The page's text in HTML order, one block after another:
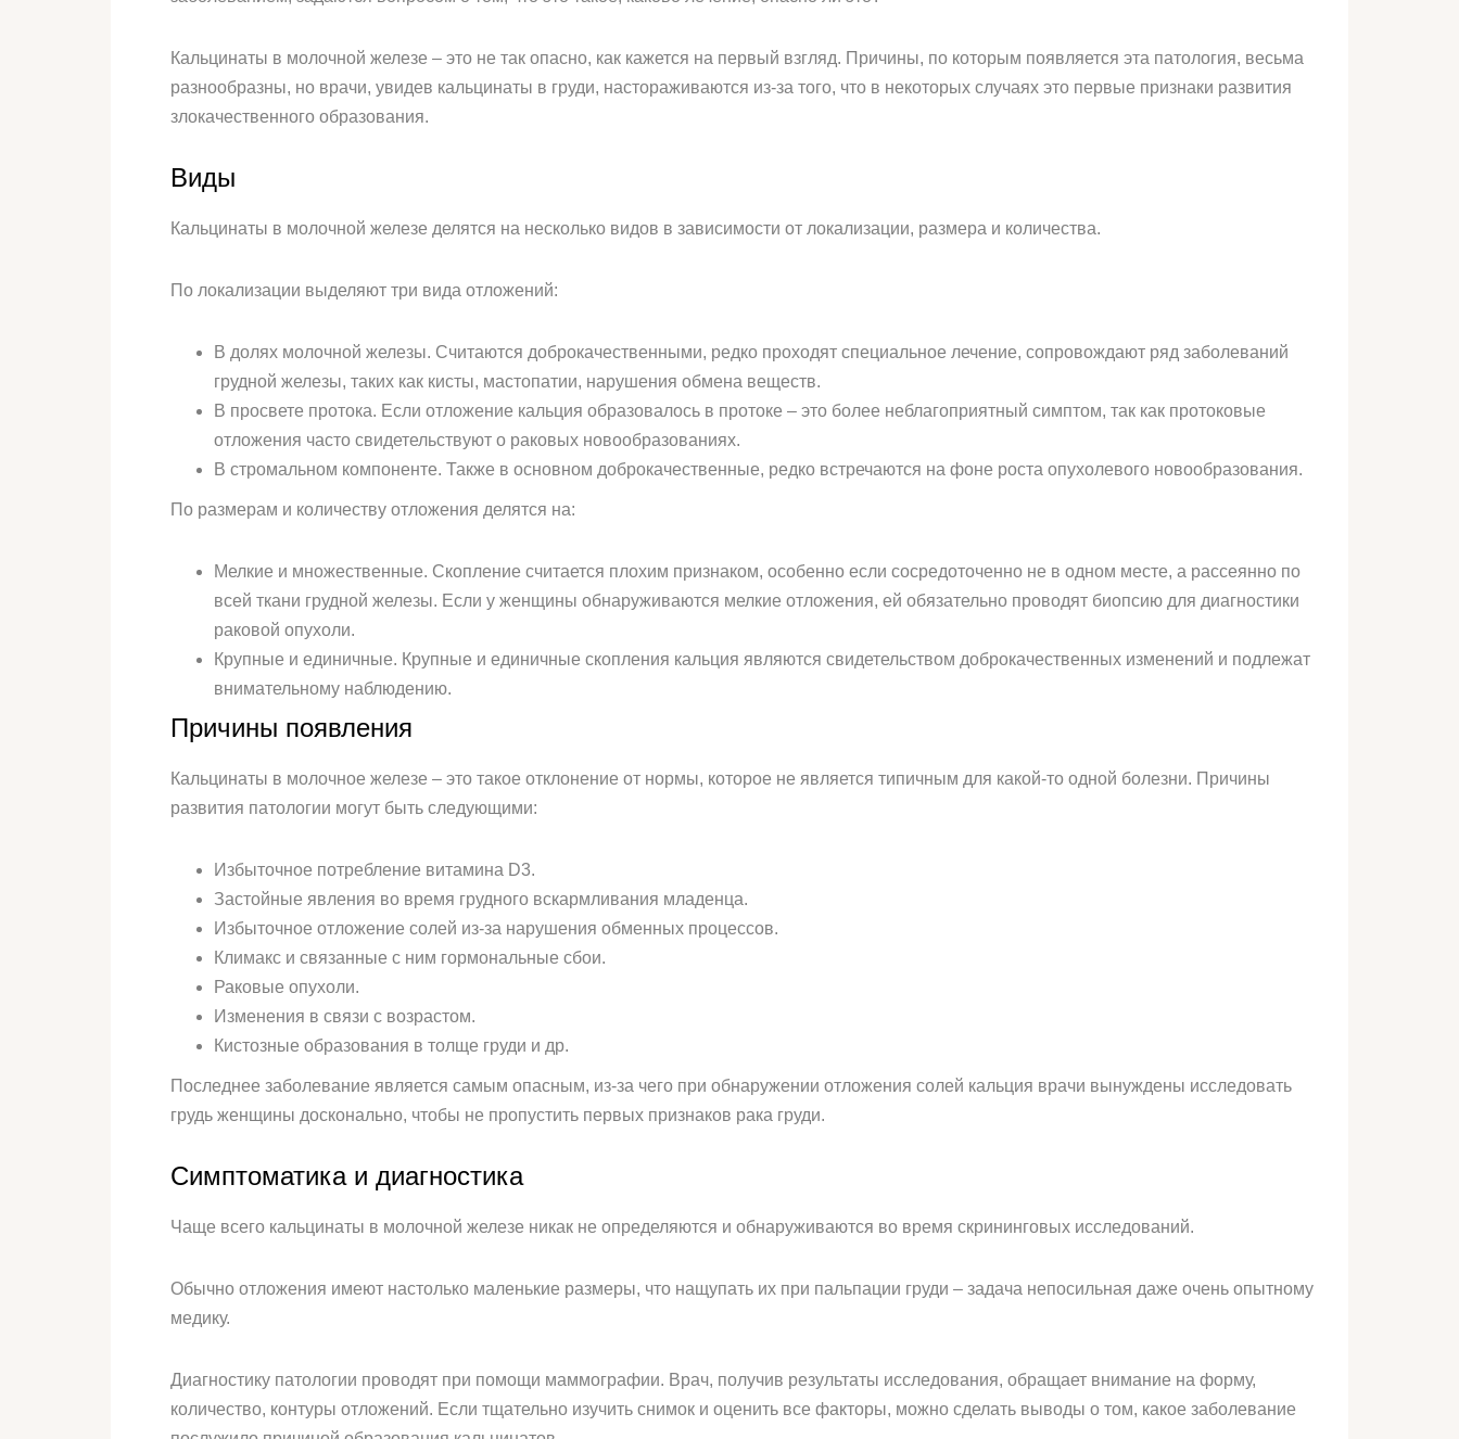
Кальцинаты в молочной железе – это не так опасно, как кажется на первый взгляд. Причины, по которым появляется эта патология, весьма
разнообразны, но врачи, увидев кальцинаты в груди, настораживаются из-за того, что в некоторых случаях это первые признаки развития
злокачественного образования.
Виды
Кальцинаты в молочной железе делятся на несколько видов в зависимости от локализации, размера и количества.
По локализации выделяют три вида отложений:
В долях молочной железы. Считаются доброкачественными, редко проходят специальное лечение, сопровождают ряд заболеваний
грудной железы, таких как кисты, мастопатии, нарушения обмена веществ.
В просвете протока. Если отложение кальция образовалось в протоке – это более неблагоприятный симптом, так как протоковые
отложения часто свидетельствуют о раковых новообразованиях.
В стромальном компоненте. Также в основном доброкачественные, редко встречаются на фоне роста опухолевого новообразования.
По размерам и количеству отложения делятся на:
Мелкие и множественные. Скопление считается плохим признаком, особенно если сосредоточенно не в одном месте, а рассеянно по
всей ткани грудной железы. Если у женщины обнаруживаются мелкие отложения, ей обязательно проводят биопсию для диагностики
раковой опухоли.
Крупные и единичные. Крупные и единичные скопления кальция являются свидетельством доброкачественных изменений и подлежат
внимательному наблюдению.
Причины появления
Кальцинаты в молочное железе – это такое отклонение от нормы, которое не является типичным для какой-то одной болезни. Причины
развития патологии могут быть следующими:
Избыточное потребление витамина D3.
Застойные явления во время грудного вскармливания младенца.
Избыточное отложение солей из-за нарушения обменных процессов.
Климакс и связанные с ним гормональные сбои.
Раковые опухоли.
Изменения в связи с возрастом.
Кистозные образования в толще груди и др.
Последнее заболевание является самым опасным, из-за чего при обнаружении отложения солей кальция врачи вынуждены исследовать
грудь женщины досконально, чтобы не пропустить первых признаков рака груди.
Симптоматика и диагностика
Чаще всего кальцинаты в молочной железе никак не определяются и обнаруживаются во время скрининговых исследований.
Обычно отложения имеют настолько маленькие размеры, что нащупать их при пальпации груди – задача непосильная даже очень опытному
медику.
Диагностику патологии проводят при помощи маммографии. Врач, получив результаты исследования, обращает внимание на форму,
количество, контуры отложений. Если тщательно изучить снимок и оценить все факторы, можно сделать выводы о том, какое заболевание